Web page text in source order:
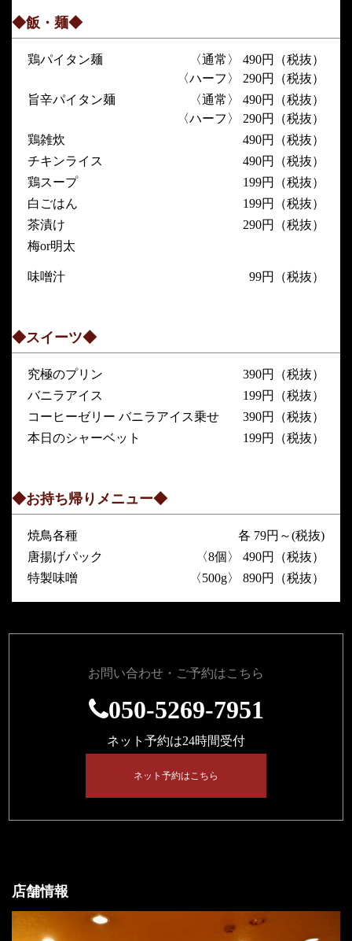
◆飯・麺◆
鶏パイタン麺
〈通常〉 490円（税抜）
〈ハーフ〉 290円（税抜）
旨辛パイタン麺
〈通常〉 490円（税抜）
〈ハーフ〉 290円（税抜）
鶏雑炊
490円（税抜）
チキンライス
490円（税抜）
鶏スープ
199円（税抜）
白ごはん
199円（税抜）
茶漬け
290円（税抜）
梅or明太
味噌汁 99円（税抜）
◆スイーツ◆
究極のプリン
390円（税抜）
バニラアイス
199円（税抜）
コーヒーゼリー バニラアイス乗せ
390円（税抜）
本日のシャーベット
199円（税抜）
◆お持ち帰りメニュー◆
焼鳥各種
各 79円～(税抜)
唐揚げパック
〈8個〉 490円（税抜）
特製味噌
〈500g〉 890円（税抜）
お問い合わせ・ご予約はこちら
050-5269-7951
ネット予約は24時間受付
ネット予約はこちら
店舗情報